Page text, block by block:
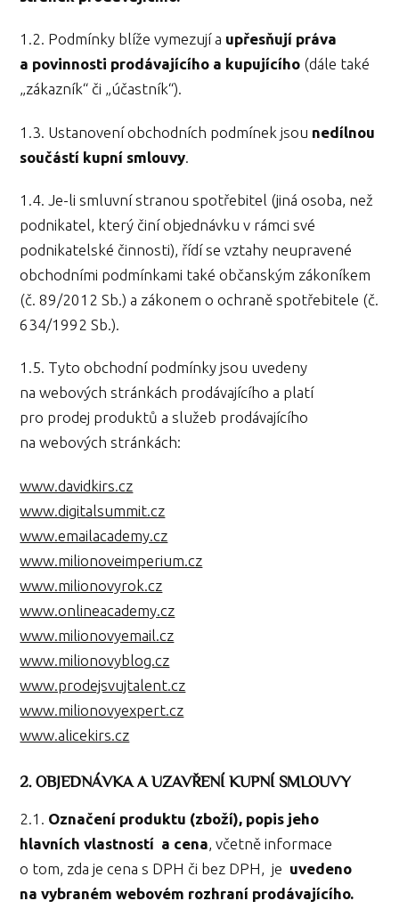
1.2. Podmínky blíže vymezují a upřesňují práva
a povinnosti prodávajícího a kupujícího (dále také
„zákazník“ či „účastník“).
1.3. Ustanovení obchodních podmínek jsou nedílnou
součástí kupní smlouvy
1.4. Je-li smluvní stranou spotřebitel (jiná osoba, než
podnikatel, který činí objednávku v rámci své
podnikatelské činnosti), řídí se vztahy neupravené
obchodními podmínkami také občanským zákoníkem
(č. 89/2012 Sb.) a zákonem o ochraně spotřebitele (č.
634/1992 Sb.).
1.5. Tyto obchodní podmínky jsou uvedeny
na webových stránkách prodávajícího a platí
pro prodej produktů a služeb prodávajícího
na webových stránkách:
www.davidkirs.cz
www.digitalsummit.cz
www.emailacademy.cz
www.milionoveimperium.cz
www.milionovyrok.cz
www.onlineacademy.cz
www.milionovyemail.cz
www.milionovyblog.cz
www.prodejsvujtalent.cz
www.milionovyexpert.cz
www.alicekirs.cz
2. OBJEDNÁVKA A UZAVŘENÍ KUPNÍ SMLOUVY
2.1. Označení produktu (zboží), popis jeho
hlavních vlastností a cena, včetně informace
o tom, zda je cena s DPH či bez DPH, je uvedeno
na vybraném webovém rozhraní prodávajícího.